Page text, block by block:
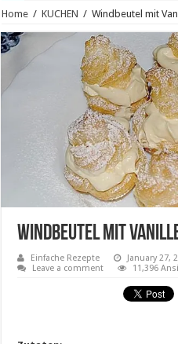
Home / KUCHEN / Windbeutel mit
Windbeutel mit
Einfache Rezepte January 27,
Leave a comment
11,396